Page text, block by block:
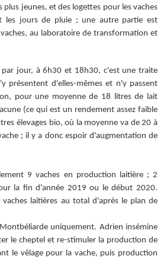
plus jeunes, et des logettes pour les vaches
les jours de pluie ; une autre partie est
au laboratoire de transformation et
par jour, à 6h30 et 18h30, c'est une traite
présentent d'elles-mêmes et n'y passent
pour une moyenne de 18 litres de lait
(ce qui est un rendement assez faible
élevages bio, où la moyenne va de 20 à
; il y a donc espoir d'augmentation de
9 vaches en production laitière ; 2
la fin d'année 2019 ou le début 2020.
laitières au total d'après le plan de
uniquement. Adrien insémine
le cheptel et re-stimuler la production de
le vêlage pour la vache, puis production